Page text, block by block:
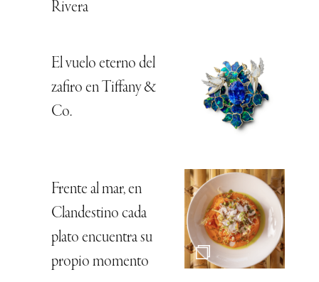
Rivera
El vuelo eterno del
zafiro en Tiffany &
Co.
Frente al mar, en
Clandestino cada
plato encuentra su
propio momento